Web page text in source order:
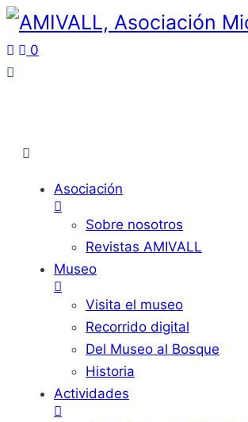
0
Asociación
Sobre nosotros
Revistas AMIVALL
Museo
Visita el museo
Recorrido digital
Del Museo al Bosque
Historia
Actividades